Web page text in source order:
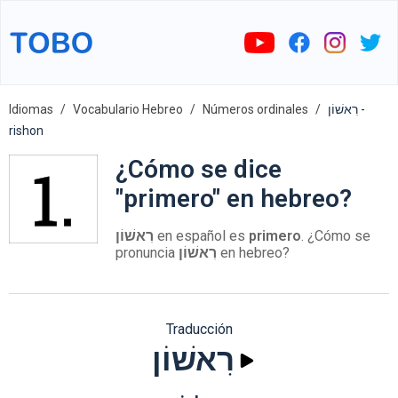
Idiomas Vocabulario Hebreo Números ordinales
רִאשׁוֹן -
rishon
¿Cómo se dice
"primero" en hebreo?
רִאשׁוֹן en español es primero. ¿Cómo se
pronuncia רִאשׁוֹן en hebreo?
Traducción
רִאשׁוֹן